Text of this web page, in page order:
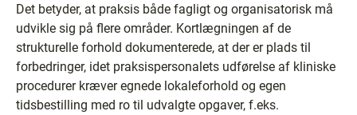
Det betyder, at praksis både fagligt og organisatorisk må
udvikle sig på flere områder. Kortlægningen af de
strukturelle forhold dokumenterede, at der er plads til
forbedringer, idet praksispersonalets udførelse af kliniske
procedurer kræver egnede lokaleforhold og egen
tidsbestilling med ro til udvalgte opgaver, f.eks.